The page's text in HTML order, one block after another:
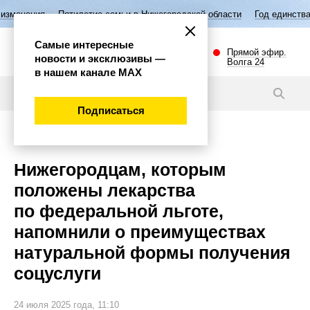
семьи в Нижегородской области Год единства народов России
Прямой эфир.
Волга 24
Нижегородцам, которым
положены лекарства
по федеральной льготе,
напомнили о преимуществах
натуральной формы получения
соцуслуги
24 июля 2025 года, 11:10
Самые интересные
новости и эксклюзивы —
в нашем канале МАХ
Подписаться